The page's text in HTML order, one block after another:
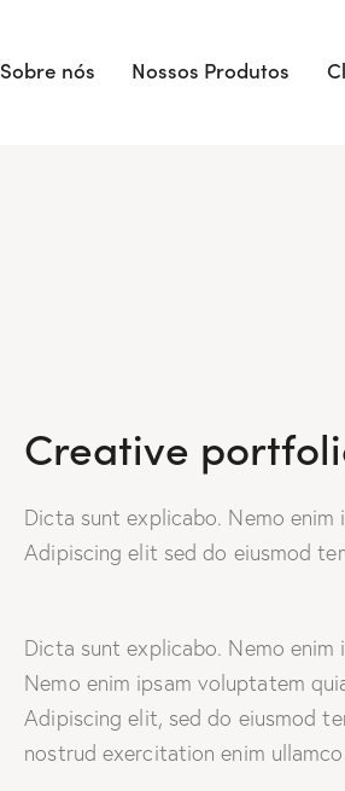
Sobre nós Nossos Produtos
Creative
Dicta sunt explicabo. Nemo
Adipiscing elit sed do eiusmod
Dicta sunt explicabo. Nemo
Nemo enim ipsam voluptatem
Adipiscing elit, sed do eiusmod
nostrud exercitation enim